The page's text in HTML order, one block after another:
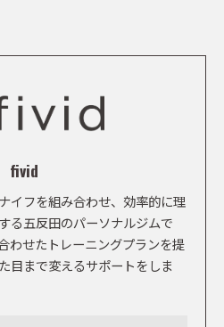
fivid
イフを組み合わせ、効率的に理
る五反田のパーソナルジムで
わせたトレーニングプランを提
目まで変えるサポートをしま